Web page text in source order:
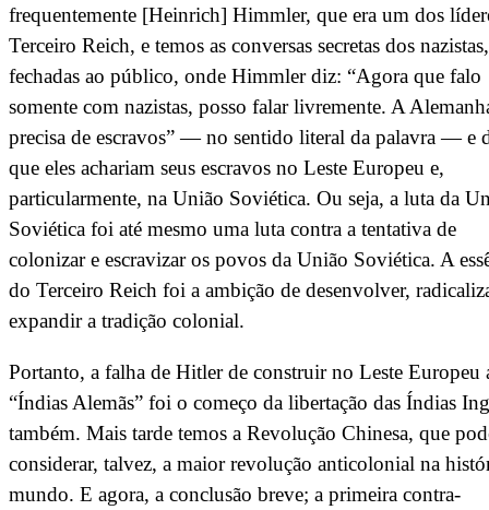
frequentemente [Heinrich] Himmler, que era um dos
Terceiro Reich, e temos as conversas secretas dos nazistas,
fechadas ao público, onde Himmler diz: “Agora que falo
somente com nazistas, posso falar livremente. A
precisa de escravos” — no sentido literal da palavra — e
que eles achariam seus escravos no Leste Europeu e,
particularmente, na União Soviética. Ou seja, a luta da
Soviética foi até mesmo uma luta contra a tentativa de
colonizar e escravizar os povos da União Soviética. A
do Terceiro Reich foi a ambição de desenvolver,
expandir a tradição colonial.
Portanto, a falha de Hitler de construir no Leste Europeu
“Índias Alemãs” foi o começo da libertação das Índias
também. Mais tarde temos a Revolução Chinesa, que
considerar, talvez, a maior revolução anticolonial na
mundo. E agora, a conclusão breve; a primeira contra-